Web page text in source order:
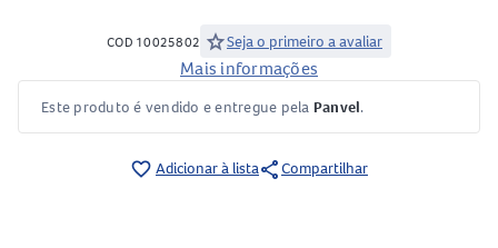
COD 10025802 starSeja o primeiro a avaliar
Mais informações
Este produto é vendido e entregue pela Panvel.
favorite_border Adicionar à listashareCompartilhar